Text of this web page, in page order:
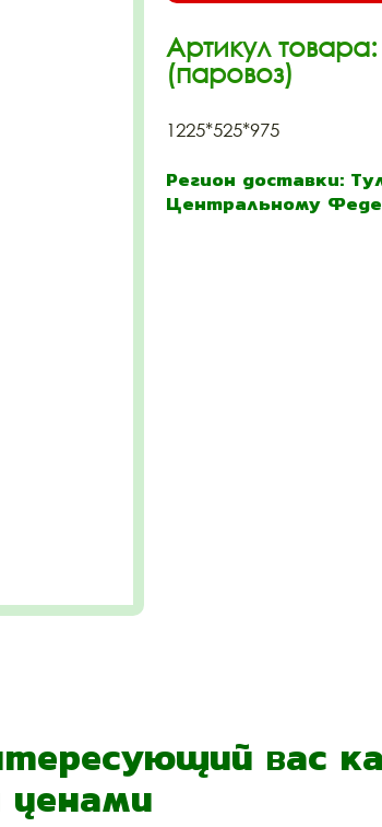
Артикул
(паровоз)
1225*525*975
Регион доставки:
Центральному
вас